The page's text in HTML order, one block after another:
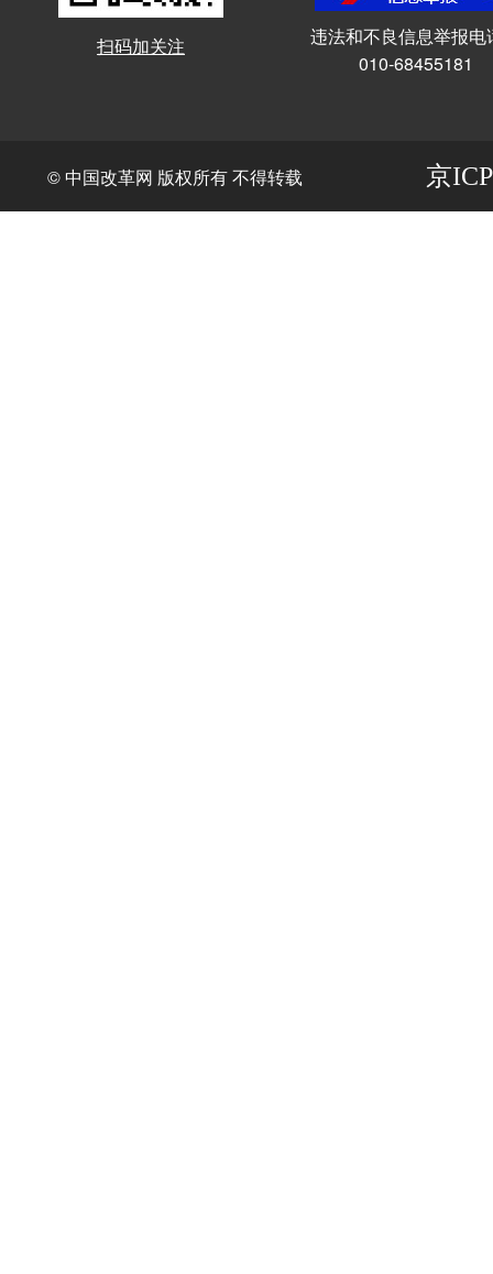
扫码加关注
违法和不良信息举报电
010-68455181
© 中国改革网 版权所有 不得转载 京